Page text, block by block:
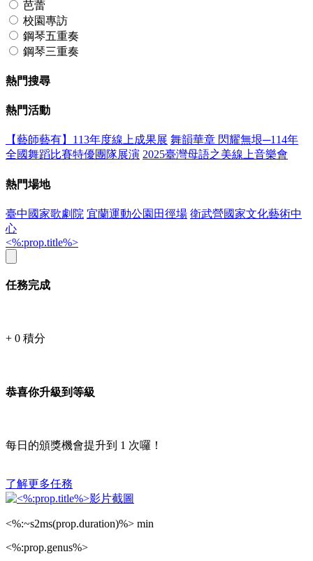
芭蕾
校園專訪
鋼琴五重奏
鋼琴三重奏
熱門搜尋
熱門活動
【藝師藝有】113年度線上成果展 舞韻華章 閃耀無垠─114年
全國舞蹈比賽特優團隊展演 2025臺灣母語之美線上音樂會
熱門場地
臺中國家歌劇院 宜蘭運動公園田徑場 衛武營國家文化藝術中
心
<%:prop.title%>
任務完成
+ 0 積分
恭喜你升級到等級
每日的頒獎機會提升到 1 次囉！
了解更多任務
<%:~s2ms(prop.duration)%> min
<%:prop.genus%>